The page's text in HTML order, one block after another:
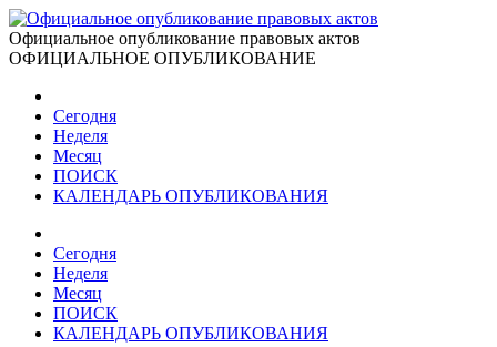
Официальное опубликование правовых актов
ОФИЦИАЛЬНОЕ ОПУБЛИКОВАНИЕ
Сегодня
Неделя
Месяц
ПОИСК
КАЛЕНДАРЬ ОПУБЛИКОВАНИЯ
Сегодня
Неделя
Месяц
ПОИСК
КАЛЕНДАРЬ ОПУБЛИКОВАНИЯ